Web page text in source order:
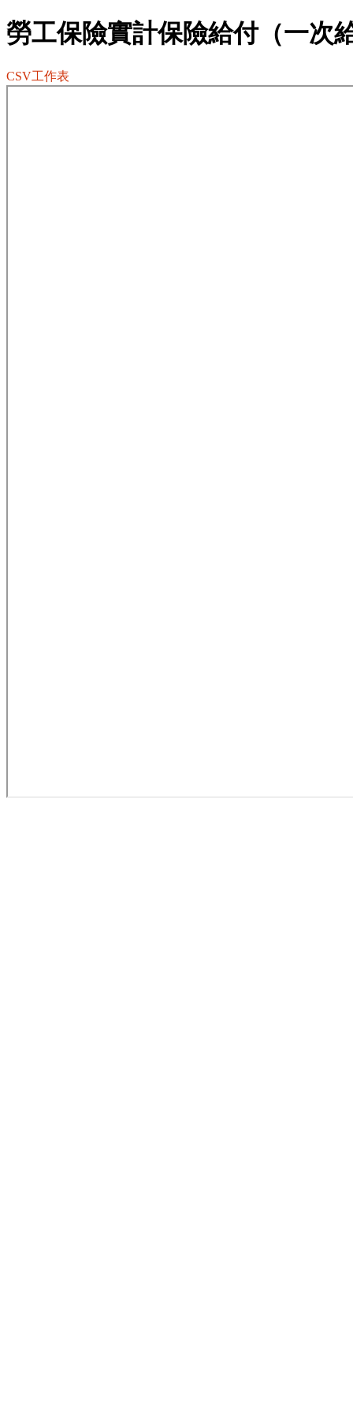
勞工保險實計保險給付（一次
CSV工作表